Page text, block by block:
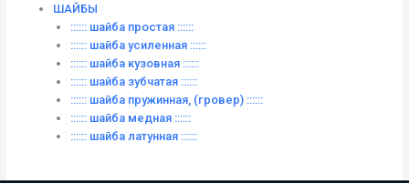
ШАЙБЫ
:::::: шайба простая ::::::
:::::: шайба усиленная ::::::
:::::: шайба кузовная ::::::
:::::: шайба зубчатая ::::::
:::::: шайба пружинная, (гровер) ::::::
:::::: шайба медная ::::::
:::::: шайба латунная ::::::